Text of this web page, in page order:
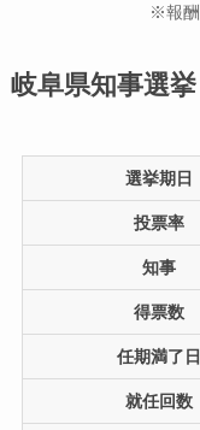
※報酬
岐阜県知事選挙
選挙期日
投票率
知事
得票数
任期満了日
就任回数